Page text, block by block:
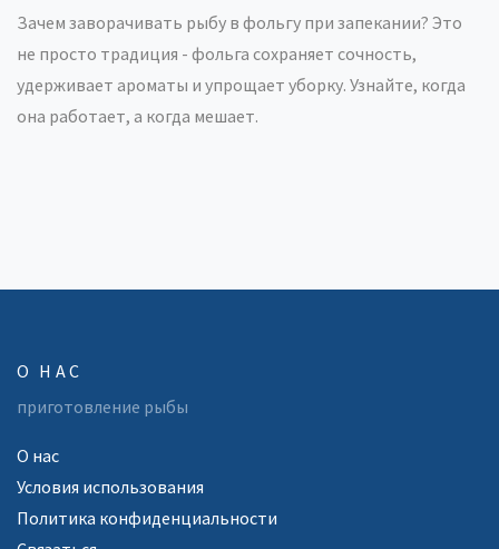
Зачем заворачивать рыбу в фольгу при запекании? Это
не просто традиция - фольга сохраняет сочность,
удерживает ароматы и упрощает уборку. Узнайте, когда
она работает, а когда мешает.
О НАС
приготовление рыбы
О нас
Условия использования
Политика конфиденциальности